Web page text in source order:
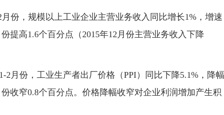
月份，规模以上工业企业主营业务收入同比增长1%，增速
提高1.6个百分点（2015年12月份主营业务收入下降
1-2月份，工业生产者出厂价格（PPI）同比下降5.1%，降幅
收窄0.8个百分点。价格降幅收窄对企业利润增加产生积